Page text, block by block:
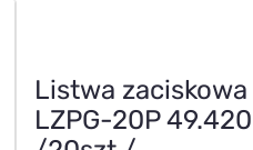
Listwa zaciskowa
LZPG-20P 49.420